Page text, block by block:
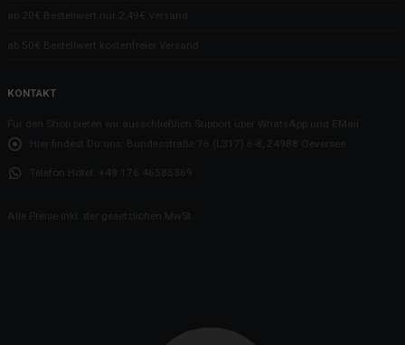
ab 20€ Bestellwert nur 2,49€ Versand
ab 50€ Bestellwert kostenfreier Versand
KONTAKT
Für den Shop bieten wir ausschließlich Support über WhatsApp und EMail
Hier findest Du uns:
Bundesstraße 76 (L317) 6-8, 24988 Oeversee
Telefon Hotel: +49 176 46585369
Alle Preise inkl. der gesetzlichen MwSt.